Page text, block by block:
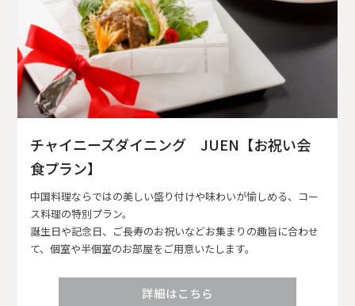
チャイニーズダイニング JUEN【お祝い会
食プラン】
中国料理ならではの美しい盛り付けや味わいが愉しめる、コー
ス料理の特別プラン。
誕生日や記念日、ご長寿のお祝いなどお集まりの趣旨に合わせ
て、個室や半個室のお部屋をご用意いたします。
詳細はこちら